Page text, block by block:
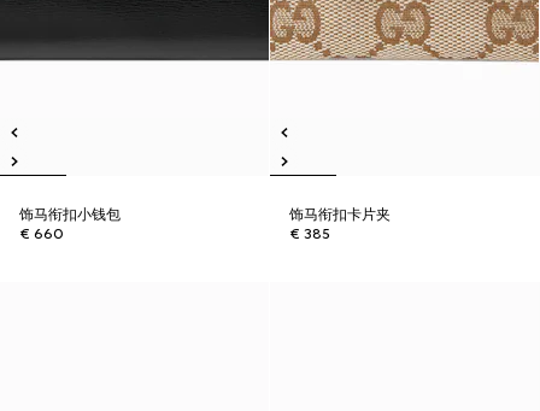
饰马衔扣小钱包
€ 660
饰马衔扣卡片夹
€ 385